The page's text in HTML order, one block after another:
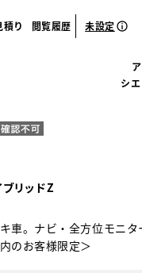
り 閲覧履歴 未設定
シ
リッド Z
車。ナビ・全方位モニタ
のお客様限定＞